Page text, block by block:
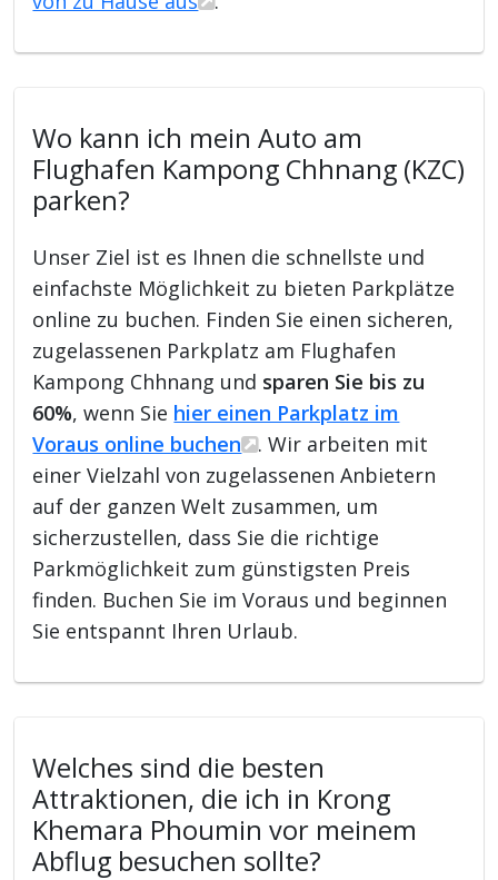
Wo kann ich mein Auto am
Flughafen Kampong Chhnang (KZC)
parken?
Unser Ziel ist es Ihnen die schnellste und
einfachste Möglichkeit zu bieten Parkplätze
online zu buchen. Finden Sie einen sicheren,
zugelassenen Parkplatz am Flughafen
Kampong Chhnang und sparen Sie bis zu
60%, wenn Sie hier einen Parkplatz im
Voraus online buchen
. Wir arbeiten mit
einer Vielzahl von zugelassenen Anbietern
auf der ganzen Welt zusammen, um
sicherzustellen, dass Sie die richtige
Parkmöglichkeit zum günstigsten Preis
finden. Buchen Sie im Voraus und beginnen
Sie entspannt Ihren Urlaub.
Welches sind die besten
Attraktionen, die ich in Krong
Khemara Phoumin vor meinem
Abflug besuchen sollte?